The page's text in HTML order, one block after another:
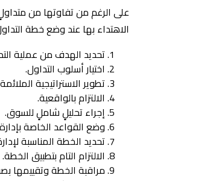
على الرغم من تفاوتها من
الاهتداء بها عند وضع خطة
تحديد الهدف من عملية
اختيار أسلوب التداول.
تطوير الاستراتيجية
الالتزام بالواقعية.
إجراء تحليلٍ شاملٍ للسوق.
وضع القواعد الخاصة
تحديد الخطة المناسبة
الالتزام التام بتطبيق الخطة.
مراقبة الخطة وتقييمها